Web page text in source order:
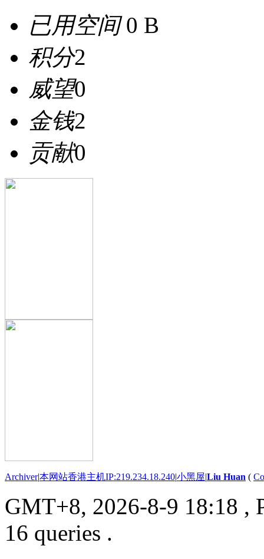
已用空间0 B
积分2
威望0
金钱2
贡献0
Archiver|本网站香港主机IP:219.234.18.240|小黑屋|Liu Huan (
GMT+8, 2026-8-9 18:18 ,
16 queries .